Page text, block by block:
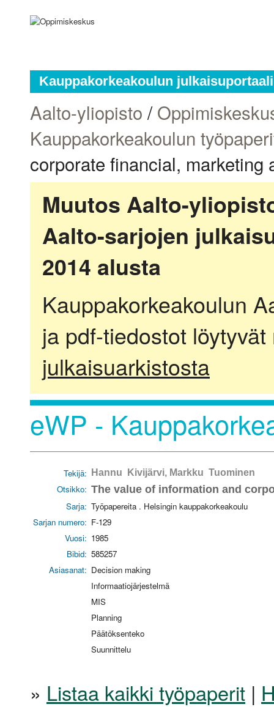
Kauppakorkeakoulun julkaisuportaali
Aalto-yliopisto /
Kauppakorkeakoulun
corporate financial, marketing
Muutos Aalto-
Aalto-sarjojen
2014 alusta
Kauppakorkeakoulun
ja pdf-tiedostot
julkaisuarkistosta
eWP -
Tekijä: Hannu Kivijärvi, Markku Tuominen
Otsikko: The value of information and
Sarja: Työpapereita . Helsingin kauppakorkeakoulu
Sarjan numero: F-129
Vuosi: 1985
Bibid: 585257
Asiasanat: Decision making
Informaatiojärjestelmä
MIS
Planning
Päätöksenteko
Suunnittelu
» Listaa kaikki työpaperit |